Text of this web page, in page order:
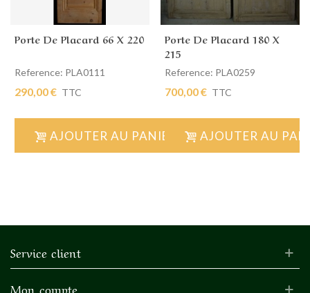
Porte De Placard 66 X 220
Reference: PLA0111
290,00 € TTC
AJOUTER AU PANIER
Porte De Placard 180 X
215
Reference: PLA0259
700,00 € TTC
AJOUTER AU
Service client
Mon compte